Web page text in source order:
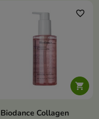
azjatycką i kompleksem 12
peptydów wygładza, poprawia
do kolejnych etapów pielęgnacji

favorite_border
Biodance Collagen